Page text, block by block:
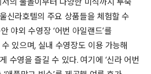
신라호텔의 주요 상품들을 체험할 수
야외 수영장 ‘어번 아일랜드’를
있으며, 실내 수영장도 이용 가능해
수영을 즐길 수 있다. 여기에 ‘신라 어번